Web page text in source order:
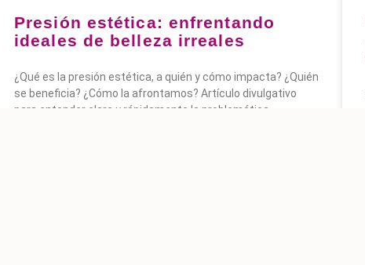
Presión estética: enfrentando
ideales de belleza irreales
¿Qué es la presión estética, a quién y cómo impacta? ¿Quién
se beneficia? ¿Cómo la afrontamos? Artículo divulgativo
para entender clara y rápidamente la problemática.